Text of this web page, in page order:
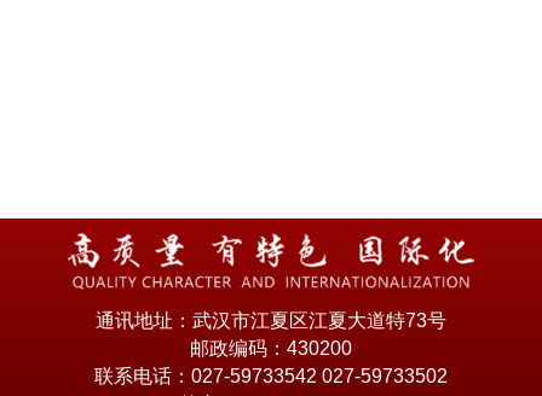
通讯地址：武汉市江夏区江夏大道特73号
邮政编码：430200
联系电话：027-59733542 027-59733502